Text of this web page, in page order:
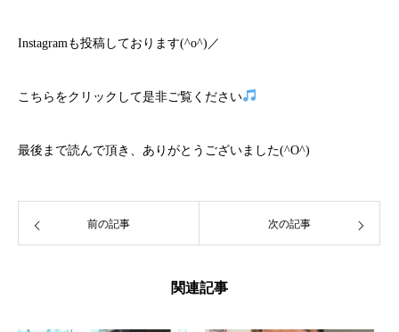
Instagramも投稿しております(^o^)／
こちら をクリックして是非ご覧ください
最後まで読んで頂き、ありがとうございました(^O^)
前の記事 次の記事
関連記事